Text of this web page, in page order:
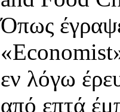
Όπως
εν λόγω
από επτά